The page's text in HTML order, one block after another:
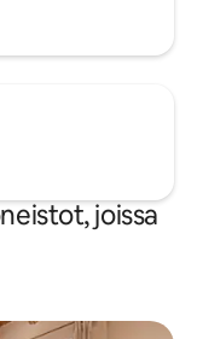
joissa